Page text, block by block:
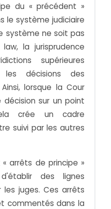
du « précédent »
le système judiciaire
système ne soit pas
la jurisprudence
supérieures
les décisions des
lorsque la Cour
sur un point
crée un cadre
suivi par les autres
arrêts de principe »
des lignes
les juges. Ces arrêts
commentés dans la